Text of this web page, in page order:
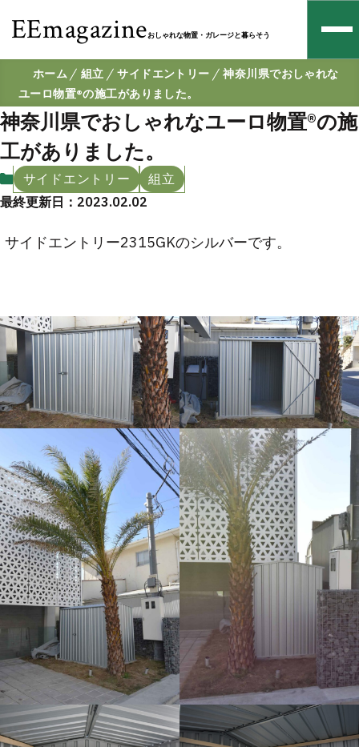
EEmagazineおしゃれな物置・ガレージと暮らそう
ホーム 組立 サイドエントリー
神奈川県でおしゃれな
ユーロ物置®の施工がありました。
神奈川県でおしゃれなユーロ物置®の施
工がありました。
サイドエントリー
組立
最終更新日：2023.02.02
サイドエントリー2315GKのシルバーです。